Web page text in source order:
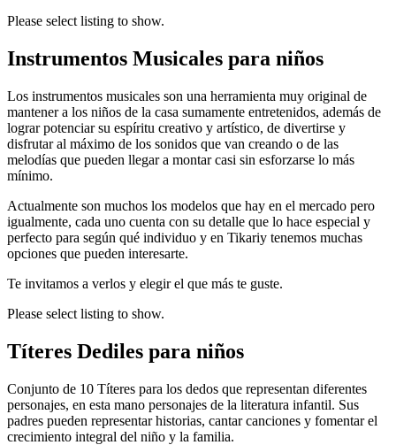
Please select listing to show.
Instrumentos Musicales para niños
Los instrumentos musicales son una herramienta muy original de
mantener a los niños de la casa sumamente entretenidos, además de
lograr potenciar su espíritu creativo y artístico, de divertirse y
disfrutar al máximo de los sonidos que van creando o de las
melodías que pueden llegar a montar casi sin esforzarse lo más
mínimo.
Actualmente son muchos los modelos que hay en el mercado pero
igualmente, cada uno cuenta con su detalle que lo hace especial y
perfecto para según qué individuo y en Tikariy tenemos muchas
opciones que pueden interesarte.
Te invitamos a verlos y elegir el que más te guste.
Please select listing to show.
Títeres Dediles para niños
Conjunto de 10 Títeres para los dedos que representan diferentes
personajes, en esta mano personajes de la literatura infantil. Sus
padres pueden representar historias, cantar canciones y fomentar el
crecimiento integral del niño y la familia.